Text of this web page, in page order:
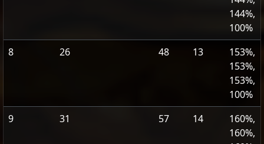
144%,
100%
8
26 48 13
153%,
153%,
153%,
100%
9
31 57 14
160%,
160%,